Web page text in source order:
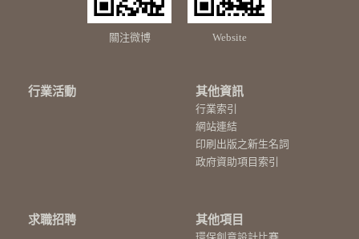
關注微博 Website
行業活動 其他資訊
行業索引
網站連結
印刷出版之新生名詞
政府資助項目索引
求職招聘 其他項目